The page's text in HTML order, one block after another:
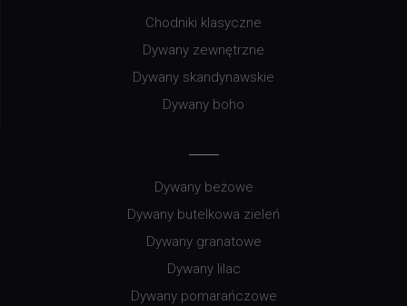
Chodniki klasyczne
Dywany zewnętrzne
Dywany skandynawskie
Dywany boho
Dywany beżowe
Dywany butelkowa zieleń
Dywany granatowe
Dywany lilac
Dywany pomarańczowe